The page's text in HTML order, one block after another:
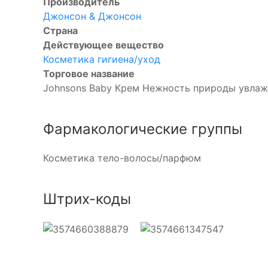
Джонсон & Джонсон
Страна
Действующее вещество
Косметика гигиена/уход
Торговое название
Johnsons Baby Крем Нежность природы
Фармакологические группы
Косметика тело-волосы/парфюм
Штрих-коды